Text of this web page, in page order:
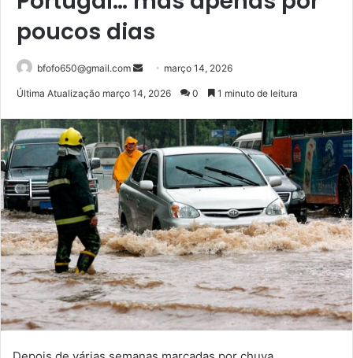
poucos dias
bfofo650@gmail.com
Mande
mail
março 14, 2026
Última Atualização março 14, 2026 0 1 minuto de leitura